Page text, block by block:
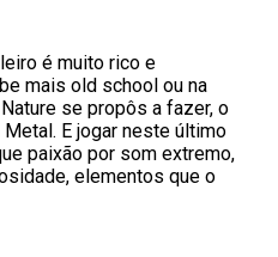
é muito rico e
mais old school ou na
se propôs a fazer, o
E jogar neste último
paixão por som extremo,
elementos que o